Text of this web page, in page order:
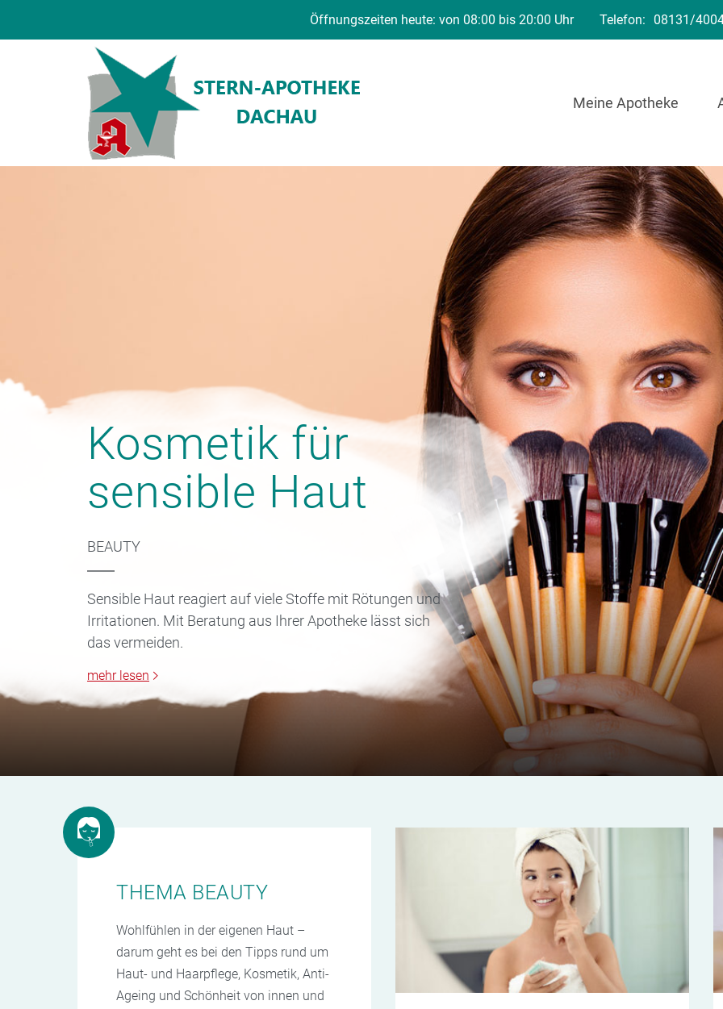
Öffnungszeiten heute: von 08:00 bis 20:00 Uhr Telefon: 08131/
Meine Apotheke
Kosmetik für
sensible Haut
BEAUTY
Sensible Haut reagiert auf viele Stoffe mit Rötungen und
Irritationen. Mit Beratung aus Ihrer Apotheke lässt sich
das vermeiden.
mehr lesen
THEMA BEAUTY
Wohlfühlen in der eigenen Haut –
darum geht es bei den Tipps rund um
Haut- und Haarpflege, Kosmetik, Anti-
Ageing und Schönheit von innen und